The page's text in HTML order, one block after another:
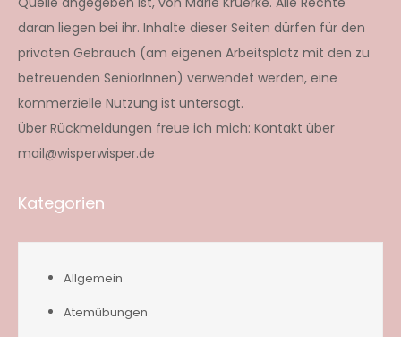
daran liegen bei ihr. Inhalte dieser Seiten dürfen für den
privaten Gebrauch (am eigenen Arbeitsplatz mit den zu
betreuenden SeniorInnen) verwendet werden, eine
kommerzielle Nutzung ist untersagt.
Über Rückmeldungen freue ich mich: Kontakt über
mail@wisperwisper.de
Kategorien
Allgemein
Atemübungen